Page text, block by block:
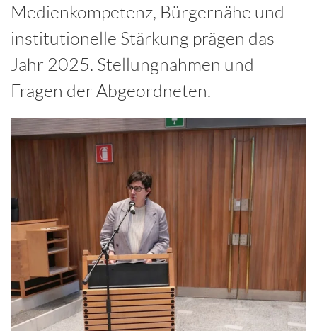
Medienkompetenz, Bürgernähe und
institutionelle Stärkung prägen das
Jahr 2025. Stellungnahmen und
Fragen der Abgeordneten.